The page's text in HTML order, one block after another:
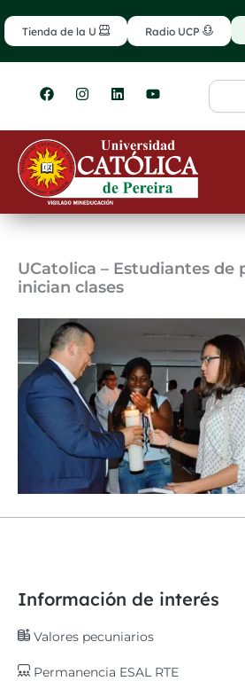
al
contenido
Tienda de la U Radio UCP
F
a
e
b
o
o
k
I
n
t
g
r
m
L
i
k
e
d
i
n
Y
o
t
u
b
e
Search
UCatolica – Estudiantes de
inician clases
Información de interés
Valores pecuniarios
Permanencia ESAL RTE